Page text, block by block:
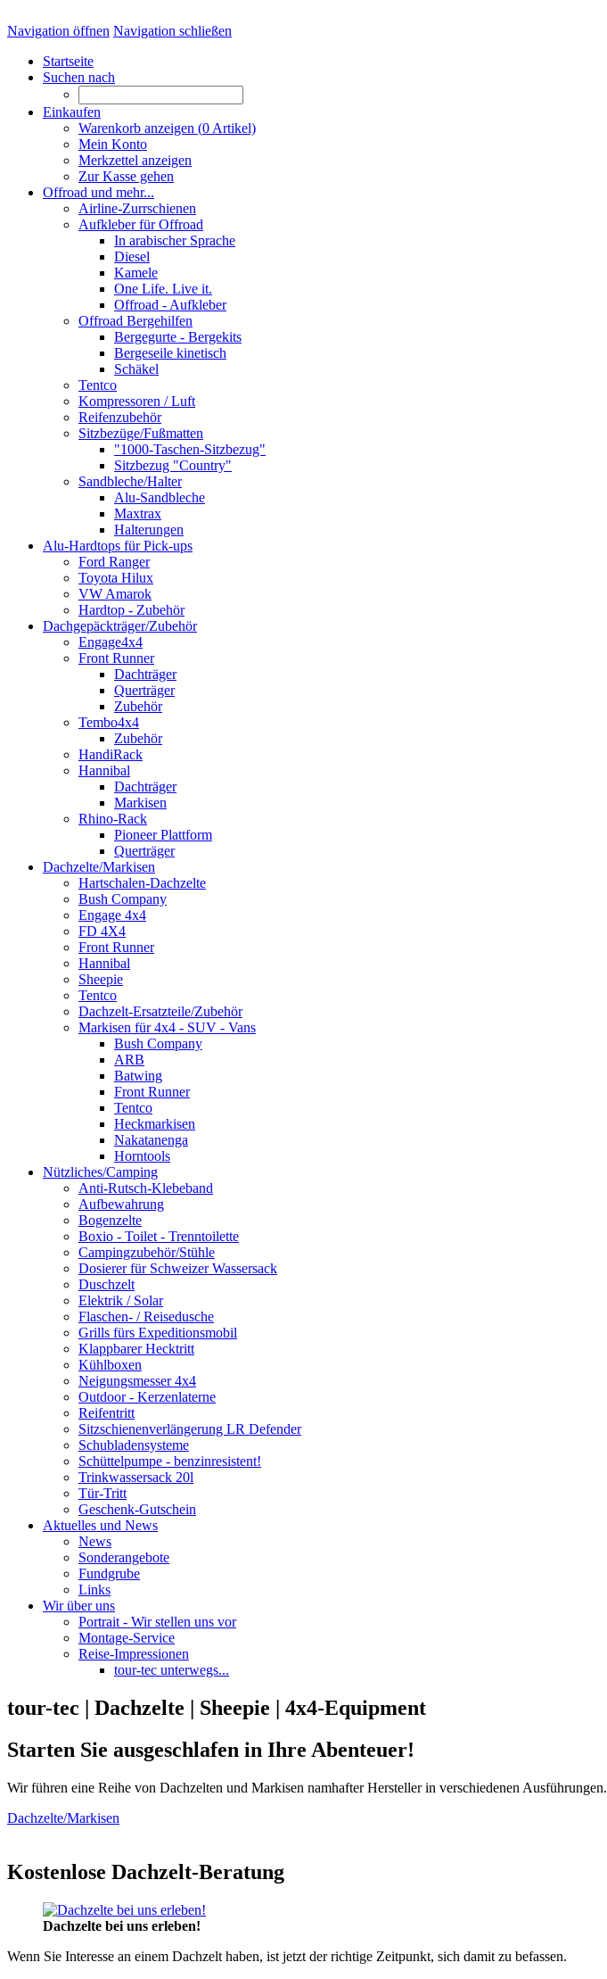
Navigation öffnen Navigation schließen
Startseite
Suchen nach
Einkaufen
Warenkorb anzeigen (0 Artikel)
Mein Konto
Merkzettel anzeigen
Zur Kasse gehen
Offroad und mehr...
Airline-Zurrschienen
Aufkleber für Offroad
In arabischer Sprache
Diesel
Kamele
One Life. Live it.
Offroad - Aufkleber
Offroad Bergehilfen
Bergegurte - Bergekits
Bergeseile kinetisch
Schäkel
Tentco
Kompressoren / Luft
Reifenzubehör
Sitzbezüge/Fußmatten
"1000-Taschen-Sitzbezug"
Sitzbezug "Country"
Sandbleche/Halter
Alu-Sandbleche
Maxtrax
Halterungen
Alu-Hardtops für Pick-ups
Ford Ranger
Toyota Hilux
VW Amarok
Hardtop - Zubehör
Dachgepäckträger/Zubehör
Engage4x4
Front Runner
Dachträger
Querträger
Zubehör
Tembo4x4
Zubehör
HandiRack
Hannibal
Dachträger
Markisen
Rhino-Rack
Pioneer Plattform
Querträger
Dachzelte/Markisen
Hartschalen-Dachzelte
Bush Company
Engage 4x4
FD 4X4
Front Runner
Hannibal
Sheepie
Tentco
Dachzelt-Ersatzteile/Zubehör
Markisen für 4x4 - SUV - Vans
Bush Company
ARB
Batwing
Front Runner
Tentco
Heckmarkisen
Nakatanenga
Horntools
Nützliches/Camping
Anti-Rutsch-Klebeband
Aufbewahrung
Bogenzelte
Boxio - Toilet - Trenntoilette
Campingzubehör/Stühle
Dosierer für Schweizer Wassersack
Duschzelt
Elektrik / Solar
Flaschen- / Reisedusche
Grills fürs Expeditionsmobil
Klappbarer Hecktritt
Kühlboxen
Neigungsmesser 4x4
Outdoor - Kerzenlaterne
Reifentritt
Sitzschienenverlängerung LR Defender
Schubladensysteme
Schüttelpumpe - benzinresistent!
Trinkwassersack 20l
Tür-Tritt
Geschenk-Gutschein
Aktuelles und News
News
Sonderangebote
Fundgrube
Links
Wir über uns
Portrait - Wir stellen uns vor
Montage-Service
Reise-Impressionen
tour-tec unterwegs...
tour-tec | Dachzelte | Sheepie | 4x4-Equipment
Starten Sie ausgeschlafen in Ihre Abenteuer!
Wir führen eine Reihe von Dachzelten und Markisen namhafter Hersteller in verschiedenen Ausführungen.
Dachzelte/Markisen
Kostenlose Dachzelt-Beratung
Dachzelte bei uns erleben!
Wenn Sie Interesse an einem Dachzelt haben, ist jetzt der richtige Zeitpunkt, sich damit zu befassen.